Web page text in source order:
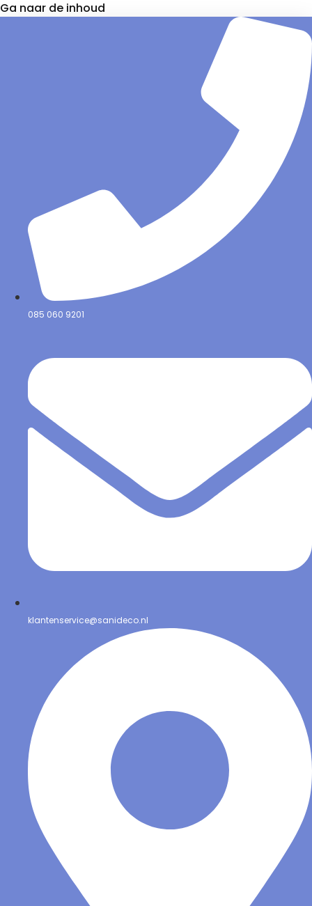
Ga naar de inhoud
085 060 9201
klantenservice@sanideco.nl